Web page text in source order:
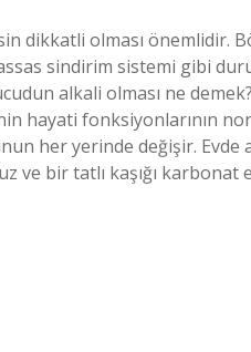
dikkatli olması önemlidir.
sindirim sistemi gibi
alkali olması ne
fonksiyonlarının
her yerinde değişir. Evde
ve bir tatlı kaşığı